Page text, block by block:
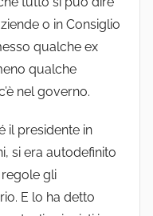
o in Consiglio
qualche ex
qualche
nel governo.
il presidente in
si era autodefinito
regole gli
E lo ha detto